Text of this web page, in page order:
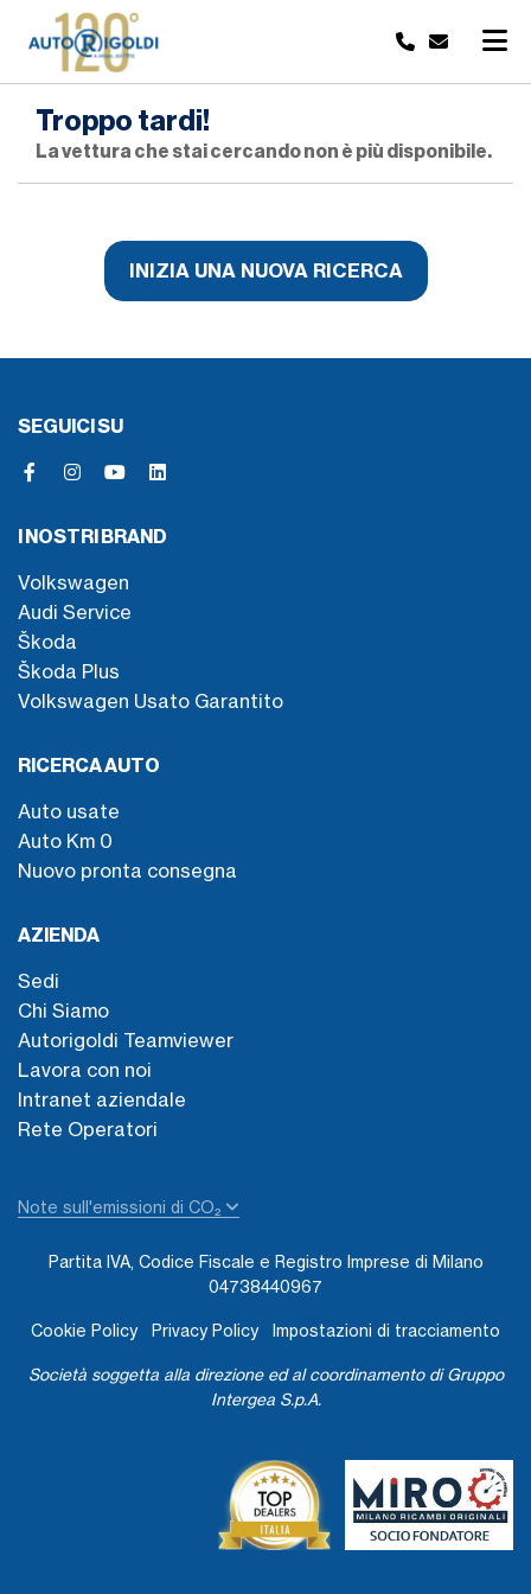
Troppo tardi!
La vettura che stai cercando non è più disponibile.
INIZIA UNA NUOVA RICERCA
SEGUICI SU
I NOSTRI BRAND
Volkswagen
Audi Service
Škoda
Škoda Plus
Volkswagen Usato Garantito
RICERCA AUTO
Auto usate
Auto Km 0
Nuovo pronta consegna
AZIENDA
Sedi
Chi Siamo
Autorigoldi Teamviewer
Lavora con noi
Intranet aziendale
Rete Operatori
Note sull'emissioni di CO₂
Partita IVA, Codice Fiscale e Registro Imprese di Milano
04738440967
Cookie Policy Privacy Policy Impostazioni di tracciamento
Società soggetta alla direzione ed al coordinamento di Gruppo
Intergea S.p.A.